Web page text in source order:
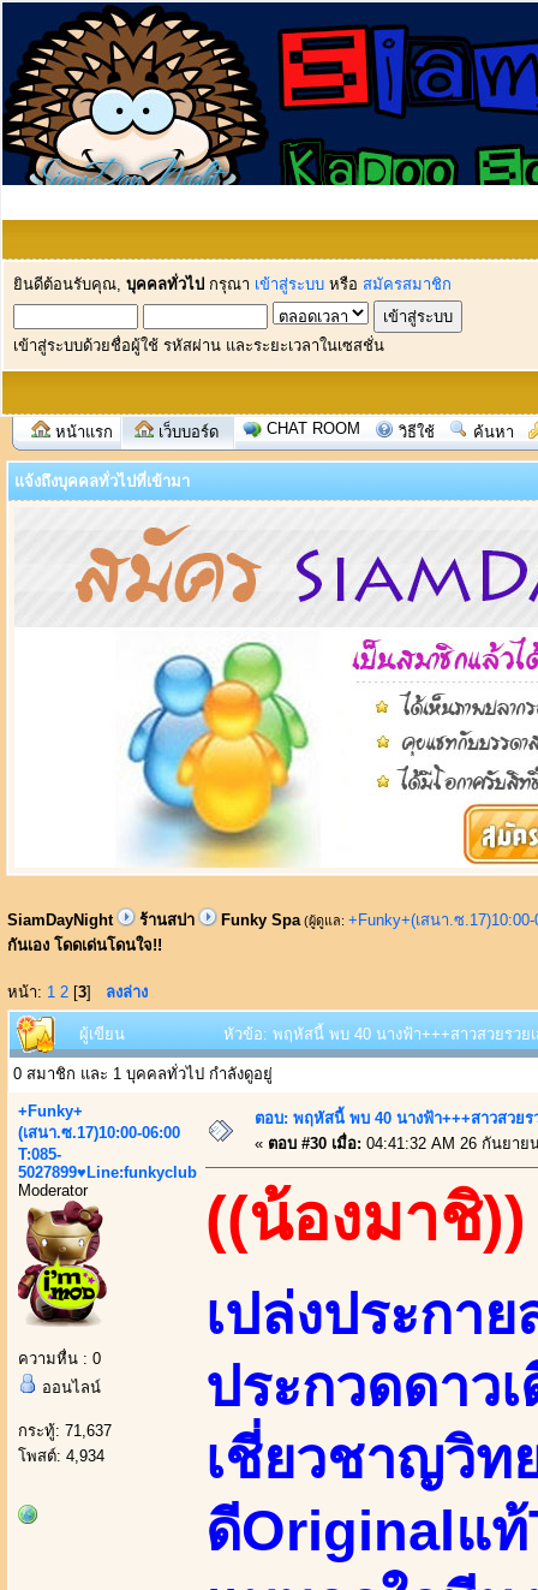
ยินดีต้อนรับคุณ, บุคคลทั่วไป กรุณา เข้าสู่ระบบ หรือ สมัครสมาชิก
เข้าสู่ระบบด้วยชื่อผู้ใช้ รหัสผ่าน และระยะเวลาในเซสชั่น
หน้าแรก เว็บบอร์ด CHAT ROOM วิธีใช้ ค้นหา
แจ้งถึงบุคคลทั่วไปที่เข้ามา
SiamDayNight ร้านสปา Funky Spa (ผู้ดูแล: +Funky+(เสนา.ซ
กันเอง โดดเด่นโดนใจ!!
หน้า: 1 2 [3] ลงล่าง
ผู้เขียน หัวข้อ: พฤหัสนี้ พบ 40 นางฟ้า+++สาวสวยรวย
0 สมาชิก และ 1 บุคคลทั่วไป กำลังดูอยู่
+Funky+
(เสนา.ซ.17)10:00-06:00
T:085-
5027899♥Line:funkyclub
Moderator
ความหื่น : 0
ออนไลน์
กระทู้: 71,637
โพสต์: 4,934
ตอบ: พฤหัสนี้ พบ 40 นางฟ้า+++สาวสวยร
« ตอบ #30 เมื่อ: 04:41:32 AM 26 กันยาย
((น้องมาชิ))
เปล่งประกา
ประกวดดาว
เชี่ยวชาญวิท
ดีOriginalแท้